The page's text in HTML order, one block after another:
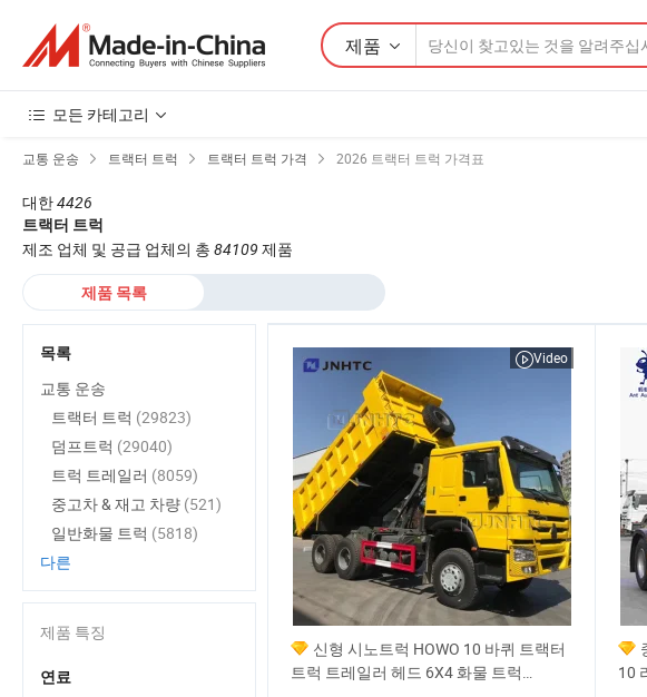
제품
모든 카테고리
교통 운송 트랙터 트럭 트랙터 트럭 가격 2026 트랙터 트럭 가격표
대한4426
트랙터 트럭
제조 업체 및 공급 업체의 총 84109 제품
제품 목록
Video
신형 시노트럭 HOWO 10 바퀴 트랙터
트럭 트레일러 헤드 6X4 화물 트럭
10
목록
교통 운송
트랙터 트럭 (29823)
덤프트럭 (29040)
트럭 트레일러 (8059)
중고차 & 재고 차량 (521)
일반화물 트럭 (5818)
다른
제품 특징
연료